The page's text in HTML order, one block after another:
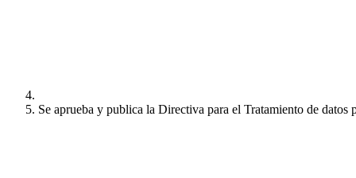
Se aprueba y publica la Directiva para el Tratamiento de datos